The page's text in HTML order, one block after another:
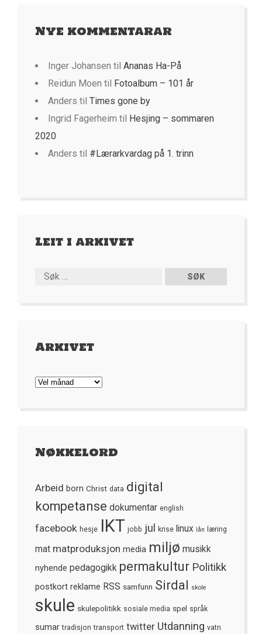
Nye kommentarar
Inger Johansen til Ananas Ha-På
Reidun Moen til
Fotoalbum – 101 år
Anders til Times gone by
Ingrid Fagerheim til
Hesjing – sommaren
2020
Anders til #Lærarkvardag på 1. trinn
Leit i arkivet
Arkivet
Arkivet
Nøkkelord
Arbeid born Christ data digital
kompetanse dokumentar english
facebook hesje IKT jobb jul krise linux lån læring
mat matproduksjon media miljø musikk
nyhende pedagogikk permakultur Politikk
postkort reklame RSS samfunn Sirdal skole
skule skulepolitikk sosiale media spel språk
sumar tradisjon transport twitter Utdanning vatn